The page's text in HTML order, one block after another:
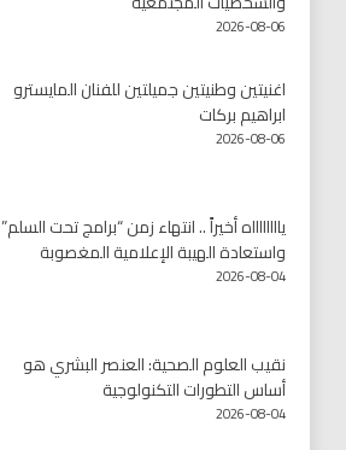
2026-08-06
اغنيتين وطنيتين جميلتين للفنان المايسترو
ابراهيم بركات
2026-08-06
يااااااااه أخيراً .. انتهاء زمن “برامج تحت السلم”
واستعادة الهيبة الإعلامية المغصوبة
2026-08-04
نقيب العلوم الصحية: العنصر البشري هو
أساس التطورات التكنولوجية
2026-08-04